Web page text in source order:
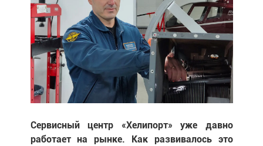
Сервисный центр «Хелипорт» уже давно
работает на рынке. Как развивалось это